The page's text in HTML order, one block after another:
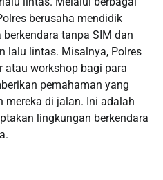
berusaha mendidik
tanpa SIM dan
lalu lintas. Misalnya, Polres
atau workshop bagi para
pemahaman yang
mereka di jalan. Ini adalah
lingkungan berkendara